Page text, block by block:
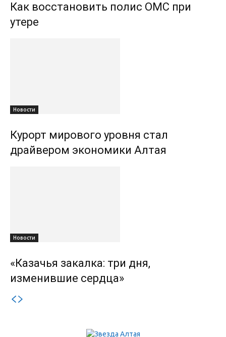
Как восстановить полис ОМС при
утере
Новости
Курорт мирового уровня стал
драйвером экономики Алтая
Новости
«Казачья закалка: три дня,
изменившие сердца»